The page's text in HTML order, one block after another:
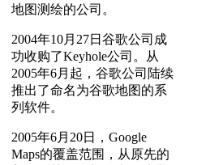
地图测绘的公司。
2004年10月27日谷歌公司成
功收购了Keyhole公司。从
2005年6月起，谷歌公司陆续
推出了命名为谷歌地图的系
列软件。
2005年6月20日，Google
Maps的覆盖范围，从原先的